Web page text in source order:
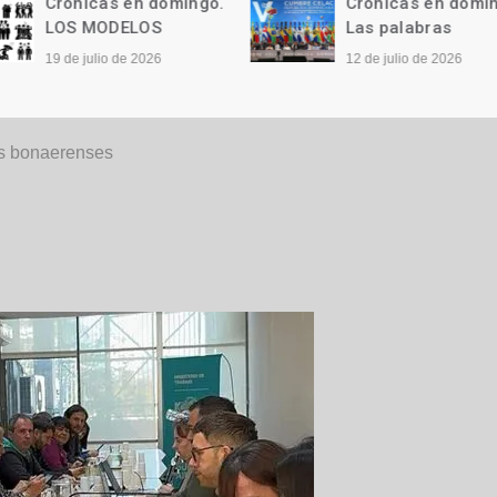
LOS MODELOS
19 de julio de 2026
Las palabras
12 de julio de 2026
bonaerenses